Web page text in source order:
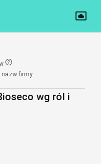
nazw firmy:
wg ról i